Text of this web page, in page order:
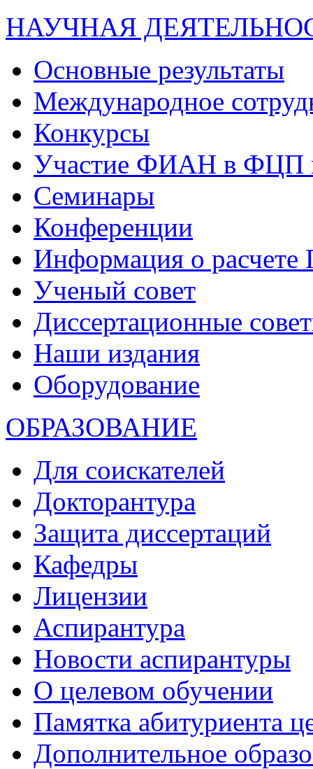
НАУЧНАЯ
Основные результаты
Международное
Конкурсы
Участие ФИАН в ФЦП
Семинары
Конференции
Информация о
Ученый совет
Диссертационные
Наши издания
Оборудование
ОБРАЗОВАНИЕ
Для соискателей
Докторантура
Защита диссертаций
Кафедры
Лицензии
Аспирантура
Новости аспирантуры
О целевом обучении
Памятка абитуриента
Дополнительное